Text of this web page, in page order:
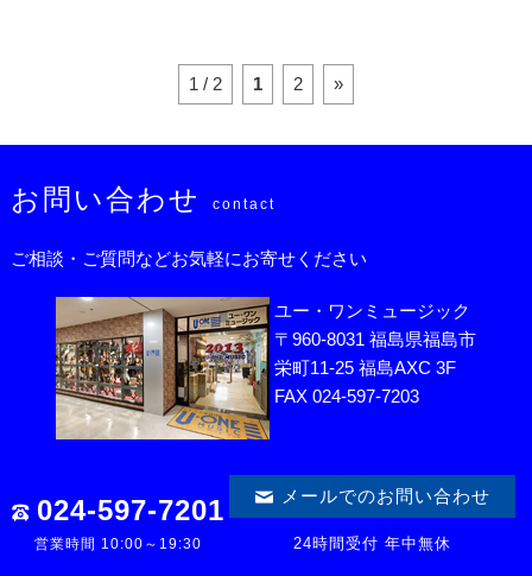
1 / 2 1 2 »
お問い合わせ contact
ご相談・ご質問などお気軽にお寄せください
ユー・ワンミュージック
〒960-8031 福島県福島市
栄町11-25 福島AXC 3F
FAX 024-597-7203
024-597-7201
営業時間 10:00～19:30
メールでのお問い合わせ
24時間受付 年中無休